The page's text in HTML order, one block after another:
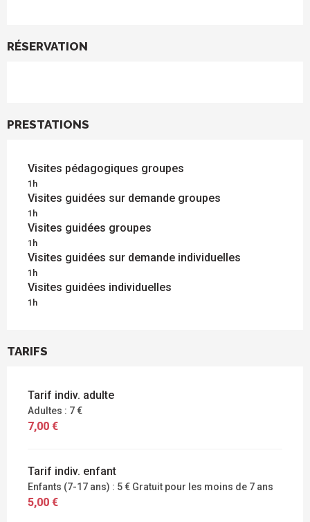
RÉSERVATION
PRESTATIONS
Visites pédagogiques groupes
1h
Visites guidées sur demande groupes
1h
Visites guidées groupes
1h
Visites guidées sur demande individuelles
1h
Visites guidées individuelles
1h
TARIFS
Tarif indiv. adulte
Adultes : 7 €
7,00 €
Tarif indiv. enfant
Enfants (7-17 ans) : 5 € Gratuit pour les moins de 7 ans
5,00 €